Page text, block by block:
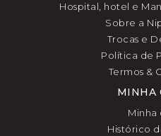
Hospital, hotel e
Sobre a
Trocas e
Política de
Termos &
MINHA
Minha
Histórico